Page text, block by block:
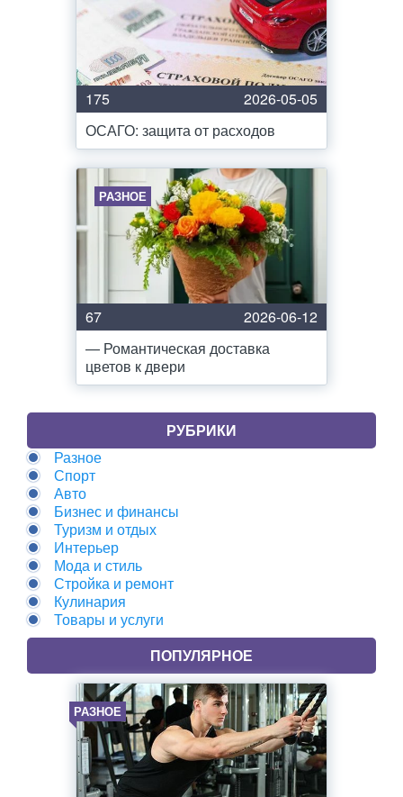
175
2026-05-05
ОСАГО: защита от расходов
РАЗНОЕ
67
2026-06-12
— Романтическая доставка
цветов к двери
РУБРИКИ
Разное
Спорт
Авто
Бизнес и финансы
Туризм и отдых
Интерьер
Мода и стиль
Стройка и ремонт
Кулинария
Товары и услуги
ПОПУЛЯРНОЕ
РАЗНОЕ